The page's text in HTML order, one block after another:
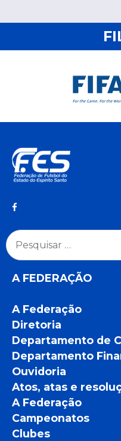
Pesquisar
por:
A FEDERAÇÃO
A Federação
Diretoria
Departamento de
Departamento
Ouvidoria
Atos, atas e
A Federação
Campeonatos
Clubes